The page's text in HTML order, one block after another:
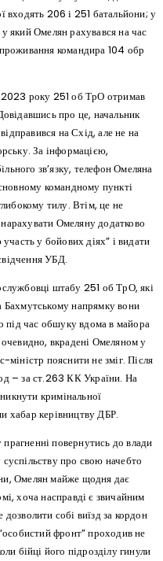
входять 206 і 251 батальйони; у
який Омелян рахувався на час
командира 104 обр
2023 року 251 об ТрО отримав
про це, начальник
на Схід, але не на
За інформацією,
зв’язку, телефон Омеляна
командному пункті
тилу. Втім, це не
Омеляну додатково
у бойових діях” і видати
УБД.
штабу 251 об ТрО, які
Бахмутському напрямку вони
під час обшуку вдома в майора
вкрадені Омеляном у
міністр пояснити не зміг. Після
– за ст.263 КК України. На
кримінальної
хабар керівництву ДБР.
повернутись до влади
про свою начебто
Омелян майже щодня дає
хоча насправді є звичайним
собі виїзд за кордон
фронт” проходив не
бійці його підрозділу гинули